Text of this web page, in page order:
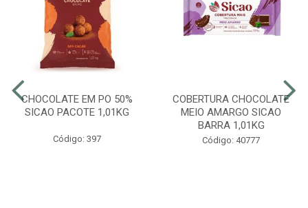
CHOCOLATE EM PO 50%
SICAO PACOTE 1,01KG
Código: 397
COBERTURA CHOCOLATE
MEIO AMARGO SICAO
BARRA 1,01KG
Código: 40777